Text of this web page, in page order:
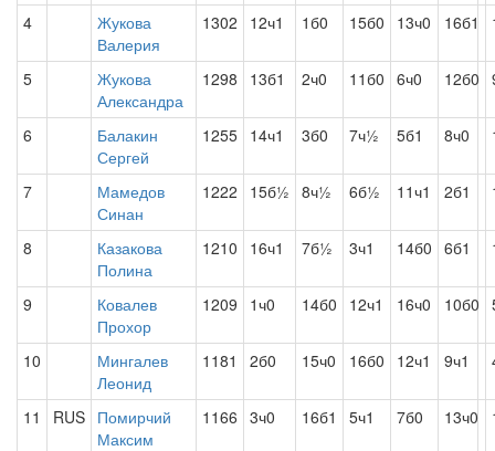
4
Жукова
Валерия
1302 12ч1 1б0 15б0 13ч0 16б1
5
Жукова
Александра
1298 13б1 2ч0 11б0 6ч0 12б0
6
Балакин
Сергей
1255 14ч1 3б0 7ч½ 5б1 8ч0
7
Мамедов
Синан
1222 15б½ 8ч½ 6б½ 11ч1 2б1
8
Казакова
Полина
1210 16ч1 7б½ 3ч1 14б0 6б1
9
Ковалев
Прохор
1209 1ч0 14б0 12ч1 16ч0 10б0
10
Мингалев
Леонид
1181 2б0 15ч0 16б0 12ч1 9ч1
11 RUS Помирчий
Максим
1166 3ч0 16б1 5ч1 7б0 13ч0